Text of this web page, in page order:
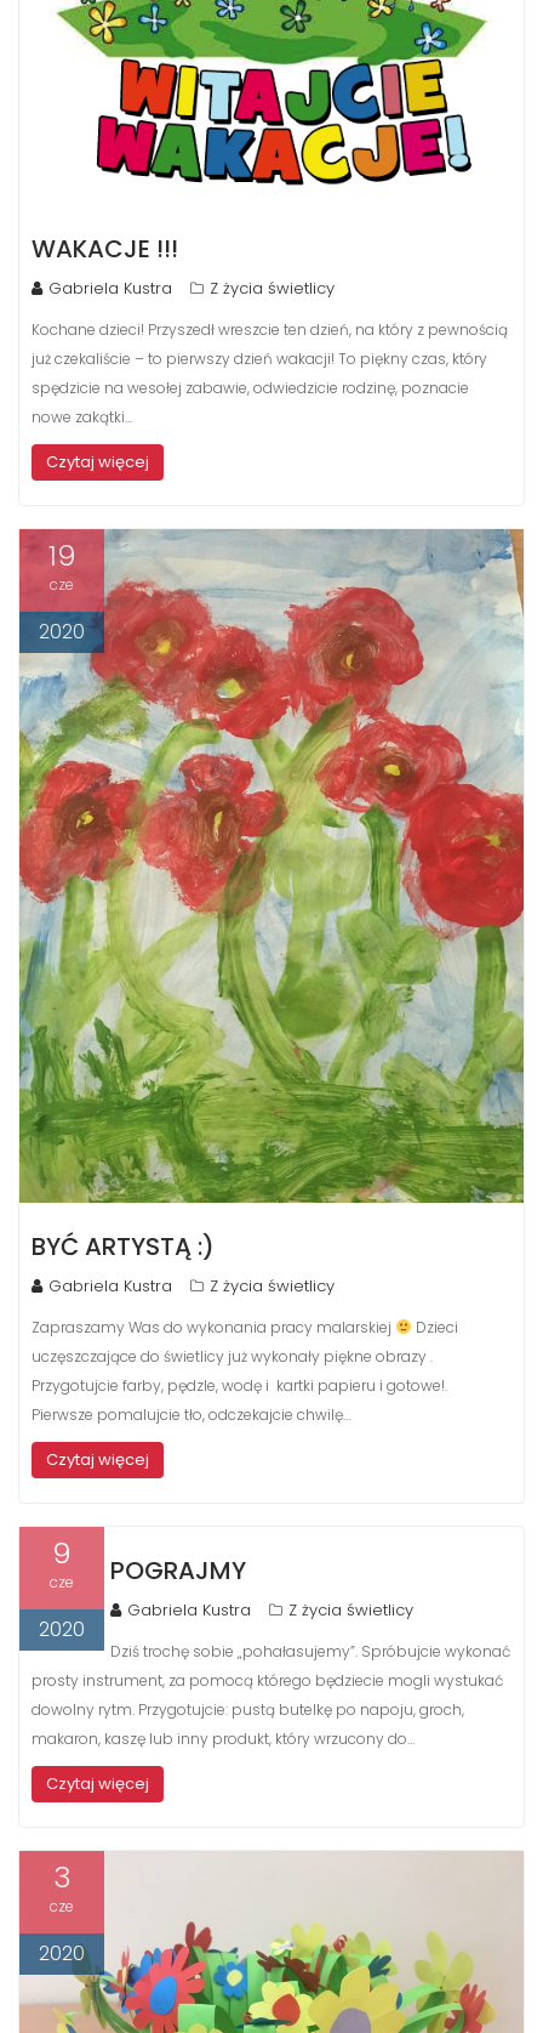
WAKACJE !!!
Gabriela Kustra Z życia świetlicy
Kochane dzieci! Przyszedł wreszcie ten dzień, na który z pewnością
już czekaliście – to pierwszy dzień wakacji! To piękny czas, który
spędzicie na wesołej zabawie, odwiedzicie rodzinę, poznacie
nowe zakątki…
Czytaj więcej
19
cze
2020
BYĆ ARTYSTĄ :)
Gabriela Kustra Z życia świetlicy
Zapraszamy Was do wykonania pracy malarskiej
Dzieci
uczęszczające do świetlicy już wykonały piękne obrazy .
Przygotujcie farby, pędzle, wodę i kartki papieru i gotowe!.
Pierwsze pomalujcie tło, odczekajcie chwilę…
Czytaj więcej
9
cze
2020
POGRAJMY
Gabriela Kustra Z życia świetlicy
Dziś trochę sobie „pohałasujemy”. Spróbujcie wykonać
prosty instrument, za pomocą którego będziecie mogli wystukać
dowolny rytm. Przygotujcie: pustą butelkę po napoju, groch,
makaron, kaszę lub inny produkt, który wrzucony do…
Czytaj więcej
3
cze
2020